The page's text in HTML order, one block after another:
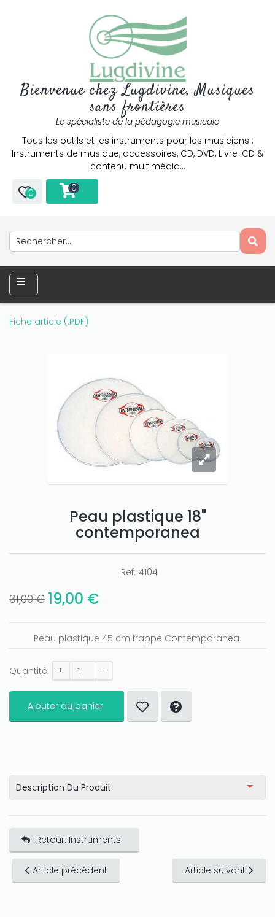
Bienvenue chez Lugdivine, Musiques
sans frontières
Le spécialiste de la pédagogie musicale
Tous les outils et les instruments pour les musiciens :
Instruments de musique, accessoires, CD, DVD, Livre-CD &
contenu multimédia…
0 0
Fiche article (.PDF)
Peau plastique 18"
contemporanea
Ref: 4104
31,00 € 19,00 €
Peau plastique 45 cm frappe Contemporanea.
Quantité: + -
Ajouter au panier
Description Du Produit
Retour: Instruments
Article précédent Article suivant
Only play atJoo casinoif you really want to win a huge
amount on your credits!